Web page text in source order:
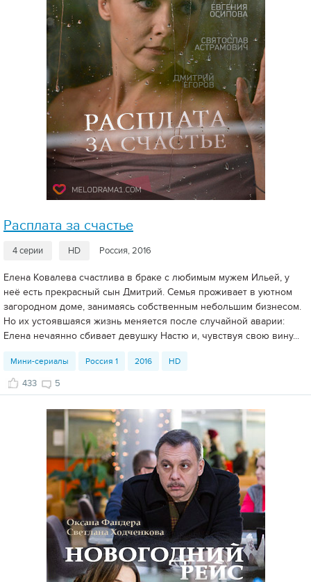
Расплата за счастье
4 серии HD Россия, 2016
Елена Ковалева счастлива в браке с любимым мужем Ильей, у
неё есть прекрасный сын Дмитрий. Семья проживает в уютном
загородном доме, занимаясь собственным небольшим бизнесом.
Но их устоявшаяся жизнь меняется после случайной аварии:
Елена нечаянно сбивает девушку Настю и, чувствуя свою вину...
Мини-сериалы Россия 1 2016 HD
433 5